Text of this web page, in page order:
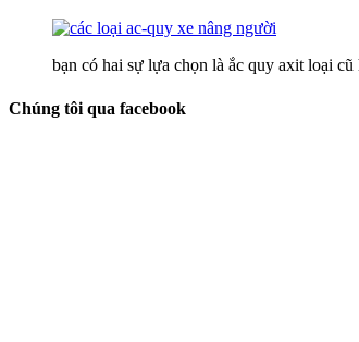
bạn có hai sự lựa chọn là ắc quy axit loại
Chúng tôi qua facebook